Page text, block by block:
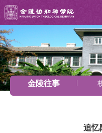
金陵往事
追忆